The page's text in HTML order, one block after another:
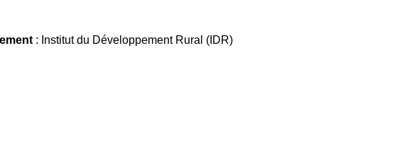
: Institut du Développement Rural (IDR)